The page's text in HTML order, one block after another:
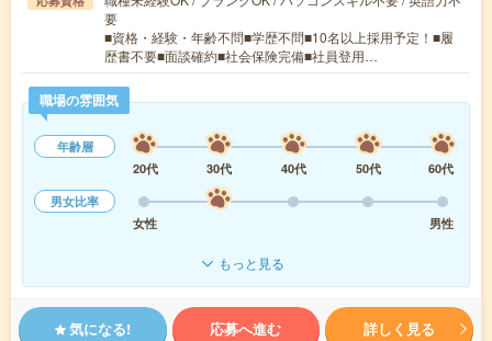
要
■資格・経験・年齢不問■学歴不問■10名以上採用予定！■履
歴書不要■面談確約■社会保険完備■社員登用…
職場の雰囲気
年齢層
20代
30代 40代 50代
60代
男女比率
女性
男性
もっと見る
気になる! 応募へ進む 詳しく見る